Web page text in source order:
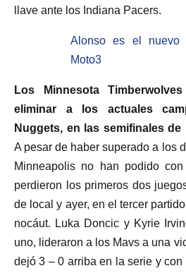
llave ante los Indiana Pacers.
Alonso es el
Moto3
Los Minnesota
eliminar a los actuales
Nuggets, en las semifinales de
A pesar de haber superado a los
Minneapolis no han podido
perdieron los primeros dos
de local y ayer, en el tercer
nocáut. Luka Doncic y Kyrie
uno, lideraron a los Mavs a una
dejó 3 – 0 arriba en la serie y